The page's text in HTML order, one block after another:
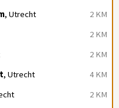
2 KM
, Utrecht
2 KM
2 KM
4 KM
, Utrecht
2 KM